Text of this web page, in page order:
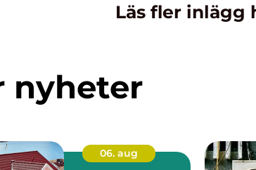
Läs fler inlägg
nyheter
06. aug